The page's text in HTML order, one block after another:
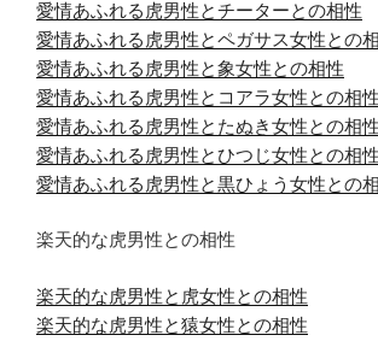
愛情あふれる虎男性とチーターとの相性
愛情あふれる虎男性とペガサス女性との
愛情あふれる虎男性と象女性との相性
愛情あふれる虎男性とコアラ女性との相性
愛情あふれる虎男性とたぬき女性との相性
愛情あふれる虎男性とひつじ女性との相性
愛情あふれる虎男性と黒ひょう女性との
楽天的な虎男性との相性
楽天的な虎男性と虎女性との相性
楽天的な虎男性と猿女性との相性